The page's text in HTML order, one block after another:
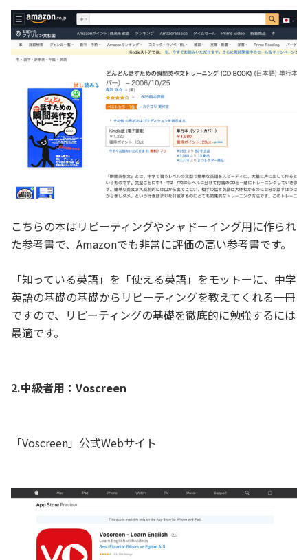
こちらの本はリピーティングやシャドーイング用に作られ
た参考書で、Amazonでも非常に評価の高い参考書です。
「知っている英語」を「使える英語」をモットーに、中学
英語の基礎の基礎からリピーティングを教えてくれる一冊
ですので、リピーティングの基礎を徹底的に勉強するには
最適です。
2.中級者用：Voscreen
「Voscreen」公式Webサイト